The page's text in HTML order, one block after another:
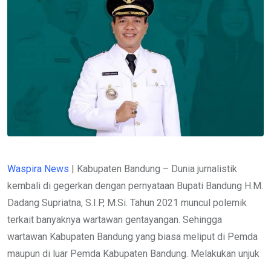
Waspira News | Kabupaten Bandung – Dunia jurnalistik
kembali di gegerkan dengan pernyataan Bupati Bandung H.M.
Dadang Supriatna, S.I.P, M.Si. Tahun 2021 muncul polemik
terkait banyaknya wartawan gentayangan. Sehingga
wartawan Kabupaten Bandung yang biasa meliput di Pemda
maupun di luar Pemda Kabupaten Bandung. Melakukan unjuk